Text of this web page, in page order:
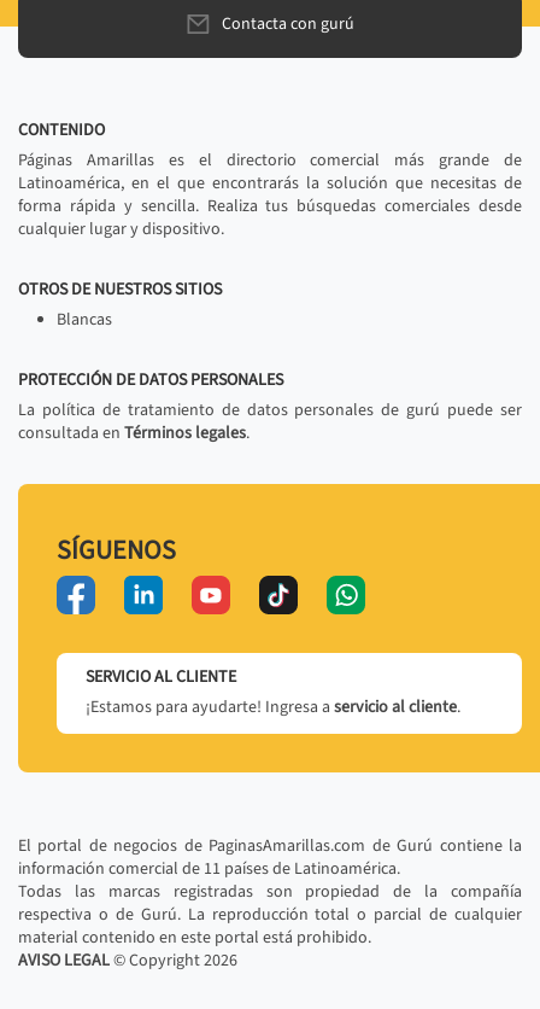
Contacta con gurú
CONTENIDO
Páginas Amarillas es el directorio comercial más grande de
Latinoamérica, en el que encontrarás la solución que necesitas de
forma rápida y sencilla. Realiza tus búsquedas comerciales desde
cualquier lugar y dispositivo.
OTROS DE NUESTROS SITIOS
Blancas
PROTECCIÓN DE DATOS PERSONALES
La política de tratamiento de datos personales de gurú puede ser
consultada en Términos legales.
SÍGUENOS
SERVICIO AL CLIENTE
¡Estamos para ayudarte! Ingresa a servicio al cliente.
El portal de negocios de PaginasAmarillas.com de Gurú contiene la
información comercial de 11 países de Latinoamérica.
Todas las marcas registradas son propiedad de la compañía
respectiva o de Gurú. La reproducción total o parcial de cualquier
material contenido en este portal está prohibido.
AVISO LEGAL© Copyright2026